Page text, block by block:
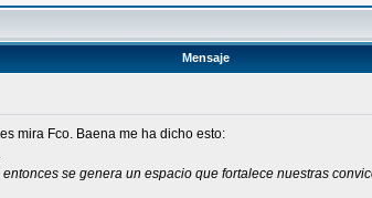
Mensaje
mira Fco. Baena me ha dicho esto:
se genera un espacio que fortalece nuestras